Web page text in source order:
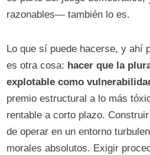
razonables— también lo es.
Lo que sí puede hacerse, y ahí
es otra cosa: hacer que la
explotable como
premio estructural a lo más
rentable a corto plazo.
de operar en un entorno
morales absolutos. Exigir